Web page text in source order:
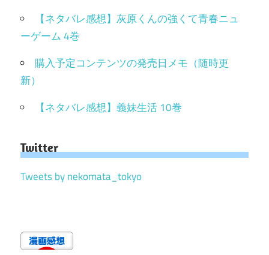
【ネタバレ感想】灰原くんの強くて青春ニュ
ーゲーム 4巻
購入予定コンテンツの発売日メモ（随時更
新）
【ネタバレ感想】義妹生活 10巻
Twitter
Tweets by nekomata_tokyo